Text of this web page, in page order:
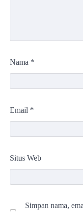
Nama *
Email *
Situs Web
Simpan nama,